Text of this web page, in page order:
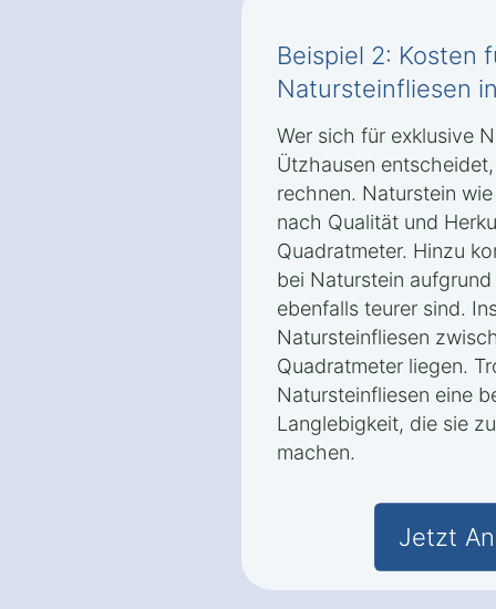
Beispiel 2: Kosten
Natursteinfliesen
Wer sich für exklusive
Ützhausen
rechnen. Naturstein
nach Qualität und
Quadratmeter. Hinzu
bei Naturstein
ebenfalls teurer sind.
Natursteinfliesen
Quadratmeter liegen.
Natursteinfliesen eine
Langlebigkeit, die sie
machen.
Jetzt